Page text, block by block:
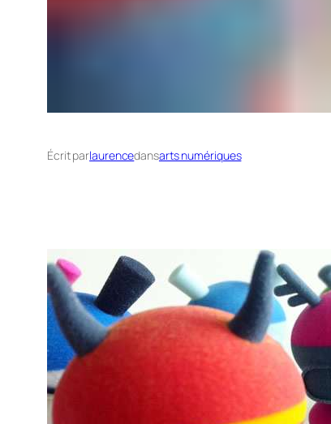
Écrit parlaurencedansarts numériques